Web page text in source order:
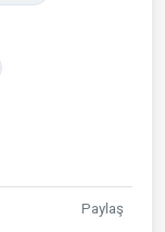
Paylaş